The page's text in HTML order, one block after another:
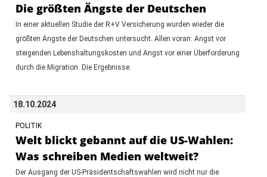
Die größten Ängste der Deutschen
In einer aktuellen Studie der R+V Versicherung wurden wieder die
größten Ängste der Deutschen untersucht. Allen voran: Angst vor
steigenden Lebenshaltungskosten und Angst vor einer Überforderung
durch die Migration. Die Ergebnisse.
18.10.2024
POLITIK
Welt blickt gebannt auf die US-Wahlen:
Was schreiben Medien weltweit?
Der Ausgang der US-Präsidentschaftswahlen wird nicht nur die